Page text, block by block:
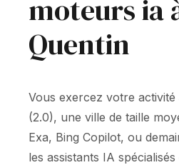
moteurs ia
Quentin
Vous exercez votre activité
(2.0), une ville de taille
Exa, Bing Copilot, ou
les assistants IA